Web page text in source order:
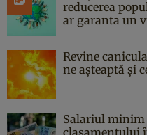
reducerea
ar garanta un
Revine
ne așteaptă și
Salariul minim
clasamentului